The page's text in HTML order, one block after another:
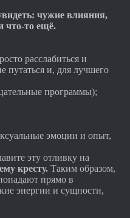
чужие влияния,
что-то ещё.
расслабиться и
путаться и, для лучшего
программы);
эмоции и опыт,
эту отливку на
кресту. Таким образом,
прямо в
энергии и сущности,